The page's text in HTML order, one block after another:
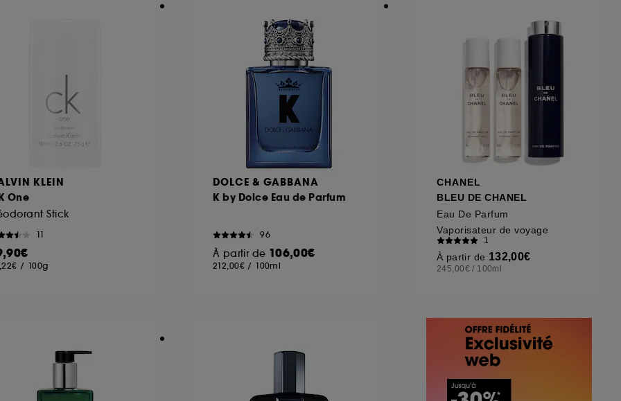
KLEIN
One
Stick
11
/ 100g
DOLCE & GABBANA
K by Dolce Eau de Parfum
96
À partir de 106,00€
212,00€ / 100ml
CHANEL
BLEU DE CHANEL
Eau De Parfum
Vaporisateur de voyage
1
À partir de 132,00€
245,00€ / 100ml